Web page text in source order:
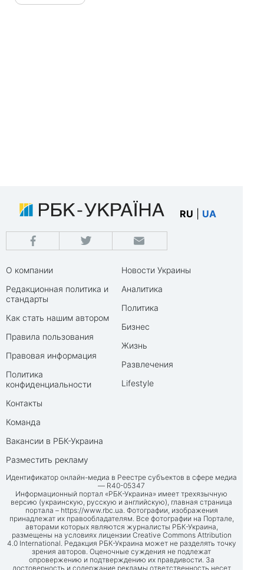
RU UA
О компании
Редакционная политика и
стандарты
Как стать нашим автором
Правила пользования
Правовая информация
Политика
конфиденциальности
Контакты
Команда
Вакансии в РБК-Украина
Разместить рекламу
Новости Украины
Аналитика
Политика
Бизнес
Жизнь
Развлечения
Lifestyle
Идентификатор онлайн-медиа в Реестре субъектов в сфере медиа
— R40-05347
Информационный портал «РБК-Украина» имеет трехязычную
версию (украинскую, русскую и английскую), главная страница
портала – https://www.rbc.ua. Фотографии, изображения
принадлежат их правообладателям. Все фотографии на Портале,
авторами которых являются журналисты РБК-Украина,
размещены на условиях лицензии Creative Commons Attribution
4.0 International. Редакция РБК-Украина может не разделять точку
зрения авторов. Оценочные суждения не подлежат
опровержению и подтверждению их правдивости. За
достоверность и содержание рекламы ответственность несет